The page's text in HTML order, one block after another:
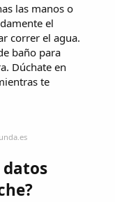
las manos o
el
correr el agua.
baño para
Dúchate en
te
datos